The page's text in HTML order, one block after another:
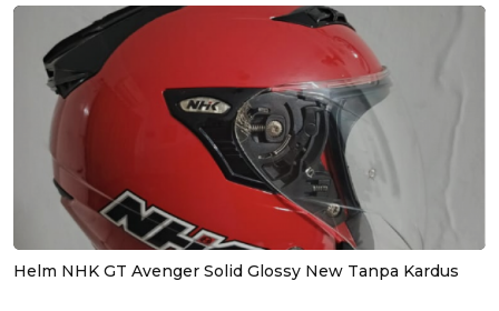
Helm NHK GT Avenger Solid Glossy New Tanpa Kardus